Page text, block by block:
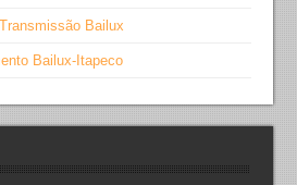
Bailux
Bailux-Itapeco